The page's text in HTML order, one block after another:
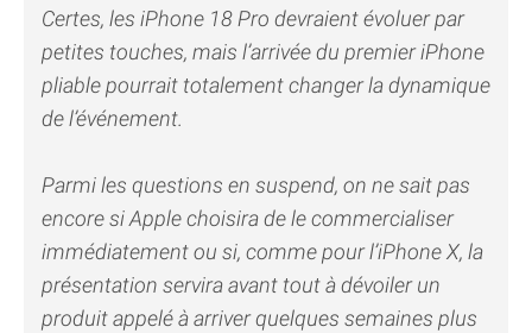
Certes, les iPhone 18 Pro devraient évoluer par
petites touches, mais l’arrivée du premier iPhone
pliable pourrait totalement changer la dynamique
de l’événement.
Parmi les questions en suspend, on ne sait pas
encore si Apple choisira de le commercialiser
immédiatement ou si, comme pour l’iPhone X, la
présentation servira avant tout à dévoiler un
produit appelé à arriver quelques semaines plus